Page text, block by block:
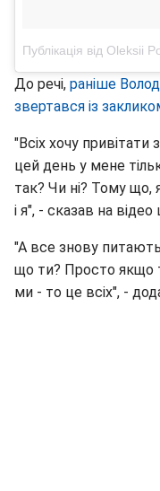
Публікація від Oleksii
До речі, раніше
звертався із
"Всіх хочу привітати
цей день у мене
так? Чи ні? Тому що,
і я", - сказав на
"А все знову
що ти? Просто якщо
ми - то це всіх", -